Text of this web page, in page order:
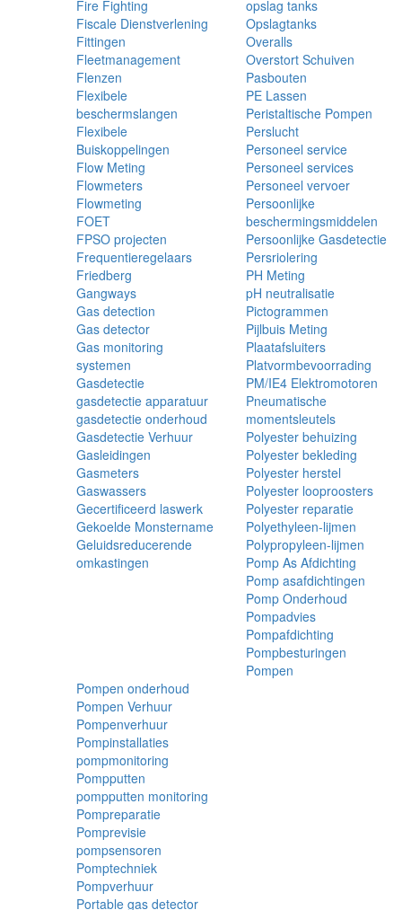
Fire Fighting
Fiscale Dienstverlening
Fittingen
Fleetmanagement
Flenzen
Flexibele
beschermslangen
Flexibele
Buiskoppelingen
Flow Meting
Flowmeters
Flowmeting
FOET
FPSO projecten
Frequentieregelaars
Friedberg
Gangways
Gas detection
Gas detector
Gas monitoring
systemen
Gasdetectie
gasdetectie apparatuur
gasdetectie onderhoud
Gasdetectie Verhuur
Gasleidingen
Gasmeters
Gaswassers
Gecertificeerd laswerk
Gekoelde Monstername
Geluidsreducerende
omkastingen
opslag tanks
Opslagtanks
Overalls
Overstort Schuiven
Pasbouten
PE Lassen
Peristaltische Pompen
Perslucht
Personeel service
Personeel services
Personeel vervoer
Persoonlijke
beschermingsmiddelen
Persoonlijke Gasdetectie
Persriolering
PH Meting
pH neutralisatie
Pictogrammen
Pijlbuis Meting
Plaatafsluiters
Platvormbevoorrading
PM/IE4 Elektromotoren
Pneumatische
momentsleutels
Polyester behuizing
Polyester bekleding
Polyester herstel
Polyester looproosters
Polyester reparatie
Polyethyleen-lijmen
Polypropyleen-lijmen
Pomp As Afdichting
Pomp asafdichtingen
Pomp Onderhoud
Pompadvies
Pompafdichting
Pompbesturingen
Pompen
Pompen onderhoud
Pompen Verhuur
Pompenverhuur
Pompinstallaties
pompmonitoring
Pompputten
pompputten monitoring
Pompreparatie
Pomprevisie
pompsensoren
Pomptechniek
Pompverhuur
Portable gas detector